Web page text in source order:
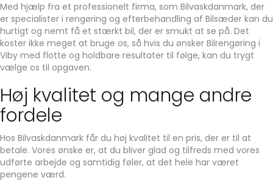
Med hjælp fra et professionelt firma, som Bilvaskdanmark, der
er specialister i rengøring og efterbehandling af Bilsæder kan du
hurtigt og nemt få et stærkt bil, der er smukt at se på. Det
koster ikke meget at bruge os, så hvis du ønsker Bilrengøring i
Viby med flotte og holdbare resultater til følge, kan du trygt
vælge os til opgaven.
Høj kvalitet og mange andre
fordele
Hos Bilvaskdanmark får du høj kvalitet til en pris, der er til at
betale. Vores ønske er, at du bliver glad og tilfreds med vores
udførte arbejde og samtidig føler, at det hele har været
pengene værd.